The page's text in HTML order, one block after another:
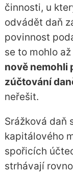
činnosti, u
odvádět daň
povinnost
se to mohlo
nově nemohli
zúčtování
neřešit.
Srážková daň
kapitálového
spořicích
strhávají